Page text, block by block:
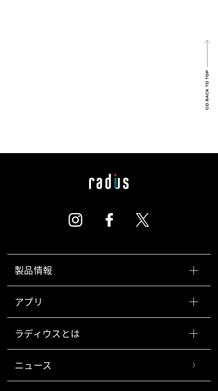
製品情報
アプリ
ラディウスとは
ニュース